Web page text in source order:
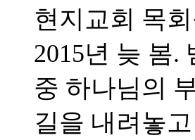
현지교회 목
2015년 늦 봄.
중 하나님의
길을 내려놓